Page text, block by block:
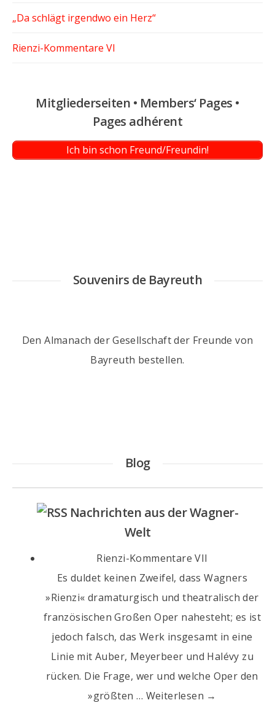
„Da schlägt irgendwo ein Herz“
Rienzi-Kommentare VI
Mitgliederseiten • Members‘ Pages •
Pages adhérent
Ich bin schon Freund/Freundin!
Souvenirs de Bayreuth
Den Almanach der Gesellschaft der Freunde von
Bayreuth bestellen.
Blog
Nachrichten aus der Wagner-
Welt
Rienzi-Kommentare VII
Es duldet keinen Zweifel, dass Wagners
»Rienzi« dramaturgisch und theatralisch der
französischen Großen Oper nahesteht; es ist
jedoch falsch, das Werk insgesamt in eine
Linie mit Auber, Meyerbeer und Halévy zu
rücken. Die Frage, wer und welche Oper den
»größten … Weiterlesen →